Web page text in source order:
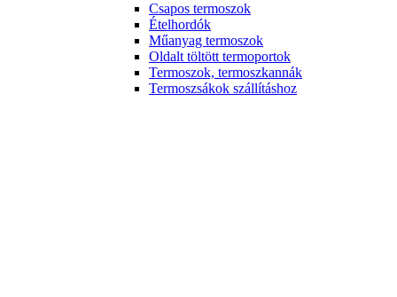
Csapos termoszok
Ételhordók
Műanyag termoszok
Oldalt töltött termoportok
Termoszok, termoszkannák
Termoszsákok szállításhoz